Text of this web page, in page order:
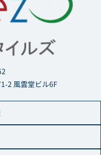
2 風雲堂ビル6F